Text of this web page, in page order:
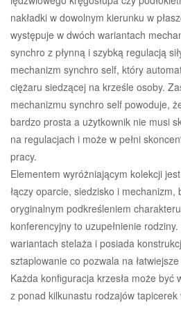
nakładki w dowolnym kierunku w
występuje w dwóch wariantach
synchro z płynną i szybką regulacją
mechanizm synchro self, który
ciężaru siedzącej na krześle osoby.
mechanizmu synchro self powoduje,
bardzo prosta a użytkownik nie musi
na regulacjach i może w pełni
pracy.
Elementem wyróżniającym kolekcji
łączy oparcie, siedzisko i mechanizm,
oryginalnym podkreśleniem
konferencyjny to uzupełnienie
wariantach stelaża i posiada
sztaplowanie co pozwala na
Każda konfiguracja krzesła może być
z ponad kilkunastu rodzajów